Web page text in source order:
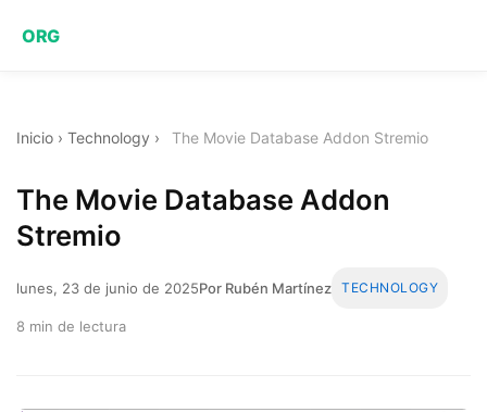
ORG
Inicio › Technology › The Movie Database Addon Stremio
The Movie Database Addon
Stremio
lunes, 23 de junio de 2025Por Rubén Martínez TECHNOLOGY
8 min de lectura